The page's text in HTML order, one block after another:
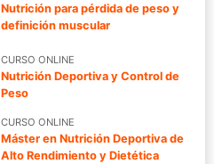
Nutrición para pérdida de peso y
definición muscular
CURSO ONLINE
Nutrición Deportiva y Control de
Peso
CURSO ONLINE
Máster en Nutrición Deportiva de
Alto Rendimiento y Dietética